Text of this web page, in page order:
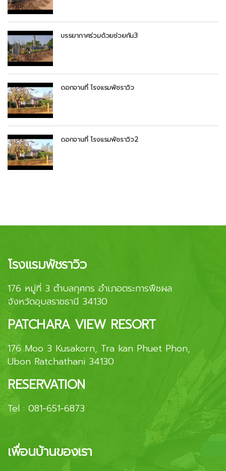
บรรยากาศร่วมด้วยช่วยกัน3
ดอกจานที่ โรงแรมพัชราวิว
ดอกจานที่ โรงแรมพัชราวิว2
โรงแรมพัชราวิว
176 หมู่ที่ 3 ตำบลกุศกร อำเภอตระการพืชผล
จังหวัดอุบลราชธานี 34130
PATCHARA VIEW RESORT
176 Moo 3 Kusakorn, Tra kan Phuet Phon,
Ubon Ratchathani 34130
RESERVATION
Tel : 081-651-6873
เพื่อนบ้านของเรา